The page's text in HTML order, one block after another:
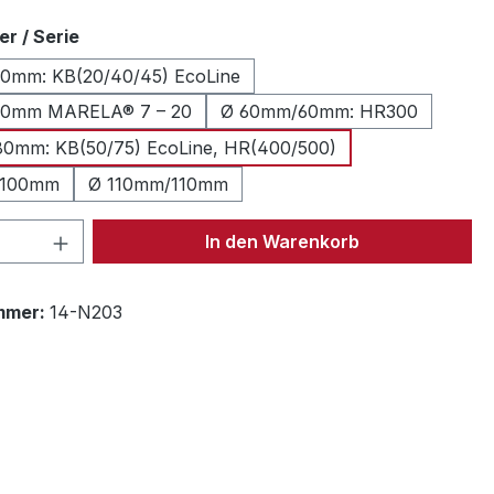
/ Serieauswählen
KB(20/40/45) EcoLine
MARELA® 7 – 20
Ø 60mm/60mm: HR300
KB(50/75) EcoLine, HR(400/500)
Ø 110mm/110mm
Anzahl: Gib den gewünschten Wert
In den Warenkorb
14-N203